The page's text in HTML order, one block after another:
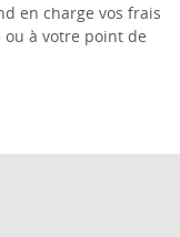
en charge vos frais
ou à votre point de